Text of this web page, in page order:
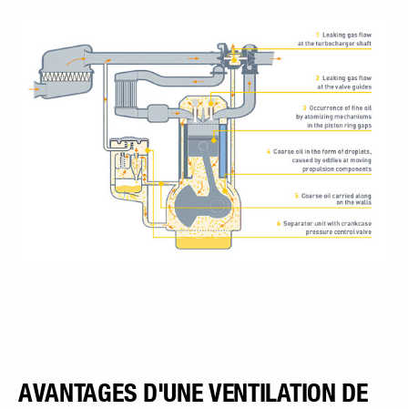
AVANTAGES D'UNE VENTILATION DE